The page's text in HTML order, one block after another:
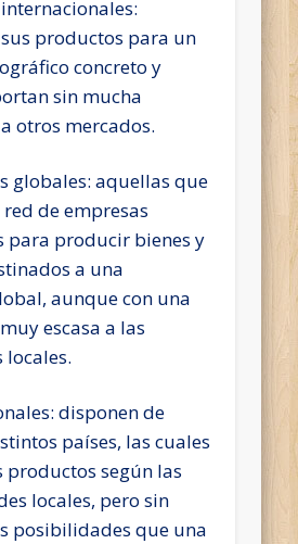
productos para un
concreto y
sin mucha
otros mercados.
globales: aquellas que
de empresas
para producir bienes y
a una
aunque con una
escasa a las
locales.
disponen de
países, las cuales
productos según las
locales, pero sin
posibilidades que una